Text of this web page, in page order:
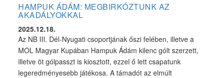
HAMPUK ÁDÁM: MEGBIRKÓZTUNK AZ
AKADÁLYOKKAL
2025.12.18.
Az NB III. Dél-Nyugati csoportjának őszi felében, illetve a
MOL Magyar Kupában Hampuk Ádám kilenc gólt szerzett,
illetve öt gólpasszt is kiosztott, ezzel ő lett csapatunk
legeredményesebb játékosa. A támadót az elmúlt